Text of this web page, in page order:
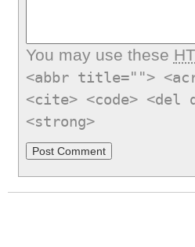
You may use these
<abbr title="">
<cite> <code> <del
<strong>